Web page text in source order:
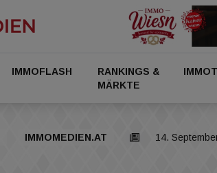
IMMOFLASH
RANKINGS &
MÄRKTE
IMMOMEDIEN.AT 14.